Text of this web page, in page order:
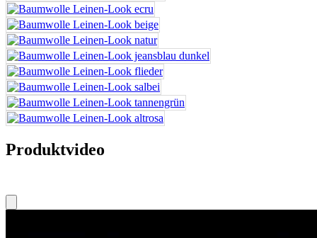
Produktvideo